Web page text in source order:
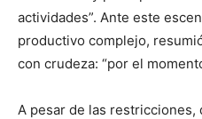
actividades”. Ante este
productivo complejo,
con crudeza: “por el
A pesar de las